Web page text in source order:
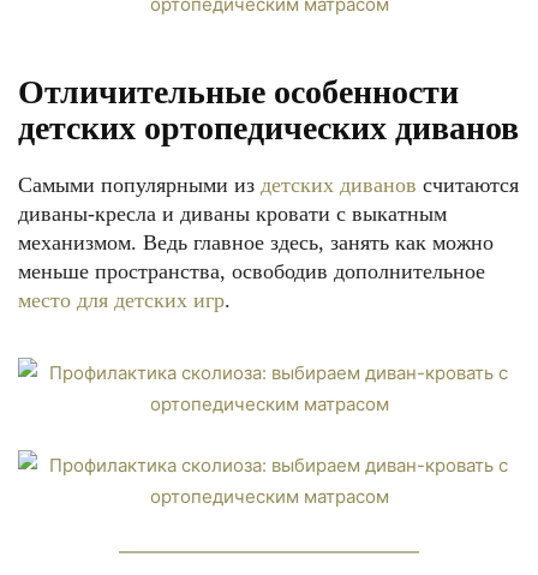
Отличительные особенности
детских ортопедических диванов
Самыми популярными из детских диванов считаются
диваны-кресла и диваны кровати с выкатным
механизмом. Ведь главное здесь, занять как можно
меньше пространства, освободив дополнительное
место для детских игр.